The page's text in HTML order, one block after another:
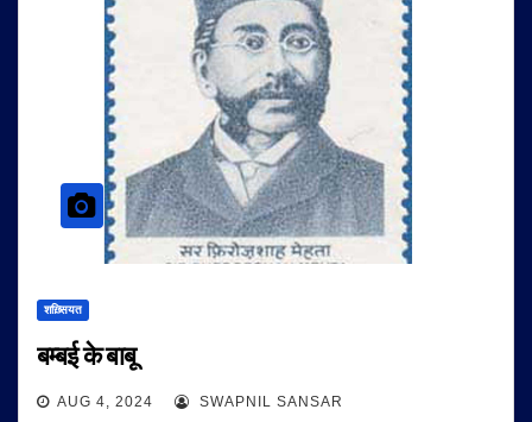
शख़्सियत
बम्बई के बाबू
AUG 4, 2024 SWAPNIL SANSAR